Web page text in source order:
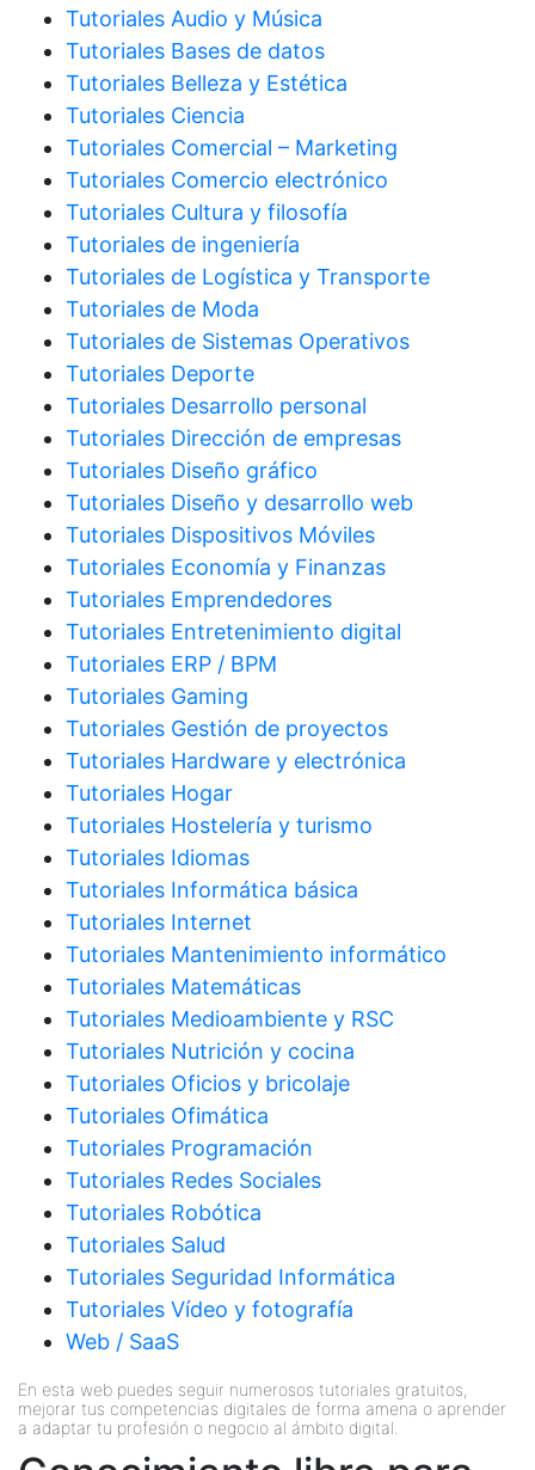
Tutoriales Audio y Música
Tutoriales Bases de datos
Tutoriales Belleza y Estética
Tutoriales Ciencia
Tutoriales Comercial – Marketing
Tutoriales Comercio electrónico
Tutoriales Cultura y filosofía
Tutoriales de ingeniería
Tutoriales de Logística y Transporte
Tutoriales de Moda
Tutoriales de Sistemas Operativos
Tutoriales Deporte
Tutoriales Desarrollo personal
Tutoriales Dirección de empresas
Tutoriales Diseño gráfico
Tutoriales Diseño y desarrollo web
Tutoriales Dispositivos Móviles
Tutoriales Economía y Finanzas
Tutoriales Emprendedores
Tutoriales Entretenimiento digital
Tutoriales ERP / BPM
Tutoriales Gaming
Tutoriales Gestión de proyectos
Tutoriales Hardware y electrónica
Tutoriales Hogar
Tutoriales Hostelería y turismo
Tutoriales Idiomas
Tutoriales Informática básica
Tutoriales Internet
Tutoriales Mantenimiento informático
Tutoriales Matemáticas
Tutoriales Medioambiente y RSC
Tutoriales Nutrición y cocina
Tutoriales Oficios y bricolaje
Tutoriales Ofimática
Tutoriales Programación
Tutoriales Redes Sociales
Tutoriales Robótica
Tutoriales Salud
Tutoriales Seguridad Informática
Tutoriales Vídeo y fotografía
Web / SaaS
En esta web puedes seguir numerosos tutoriales gratuitos,
mejorar tus competencias digitales de forma amena o aprender
a adaptar tu profesión o negocio al ámbito digital.